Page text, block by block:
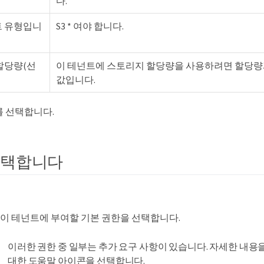
유형입니 S3 * 여야 합니다.
당량(선
이 테넌트에 스토리지 할당량을 사용하려면 할당
값입니다.
선택합니다.
합니다
테넌트에 부여할 기본 권한을 선택합니다.
이러한 권한 중 일부는 추가 요구 사항이 있습니다. 자세한 내용
대한 도움말 아이콘을 선택합니다.